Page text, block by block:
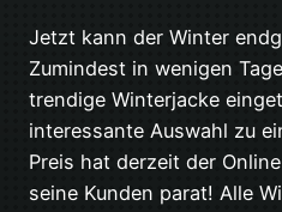
Jetzt kann der Winter
Zumindest in wenigen
trendige Winterjacke
interessante Auswahl zu
Preis hat derzeit der
seine Kunden parat! Alle